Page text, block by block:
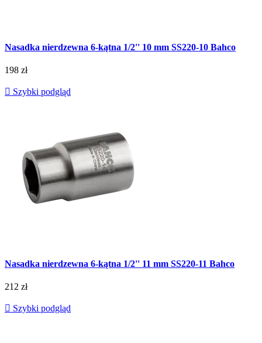
Nasadka nierdzewna 6-kątna 1/2'' 10 mm SS220-10 Bahco
198 zł
 Szybki podgląd
Nasadka nierdzewna 6-kątna 1/2'' 11 mm SS220-11 Bahco
212 zł
 Szybki podgląd